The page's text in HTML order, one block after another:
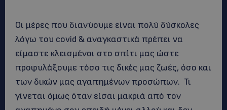
Οι μέρες που διανύουμε είναι πολύ δύσκολες
λόγω του covid & αναγκαστικά πρέπει να
είμαστε κλεισμένοι στο σπίτι μας ώστε
προφυλάξουμε τόσο τις δικές μας ζωές, όσο και
των δικών μας αγαπημένων προσώπων. Τι
γίνεται όμως όταν είσαι μακριά από τον